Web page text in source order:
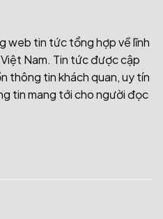
web tin tức tổng hợp về lĩnh
Nam. Tin tức được cập
thông tin khách quan, uy tín
tin mang tới cho người đọc